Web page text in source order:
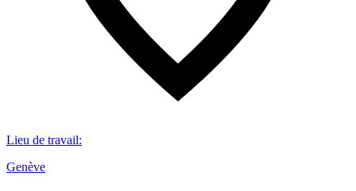
Lieu de travail:
Genève